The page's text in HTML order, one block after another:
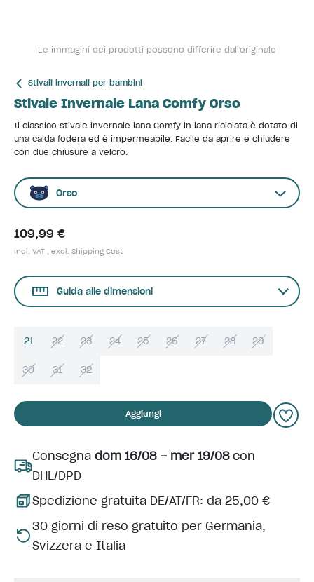
Le immagini dei prodotti possono differire dall'originale
Stivali invernali per bambini
Stivale Invernale Lana Comfy Orso
Il classico stivale invernale lana Comfy in lana riciclata è dotato di
una calda fodera ed è impermeabile. Facile da aprire e chiudere
con due chiusure a velcro.
Orso
109,99 €
incl. VAT , excl. Shipping Cost
Guida alle dimensioni
21 22 23 24 25 26 27 28 29
30 31 32
Aggiungi
Consegna dom 16/08 – mer 19/08con
DHL/DPD
Spedizione gratuita DE/AT/FR: da 25,00 €
30 giorni di reso gratuito per Germania,
Svizzera e Italia